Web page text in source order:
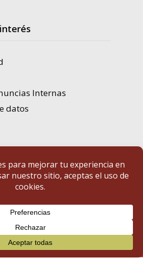
Internas
datos
| Diputación de Badajoz